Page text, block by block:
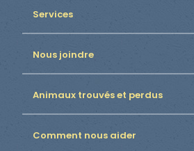
Services
Nous joindre
Animaux trouvés et perdus
Comment nous aider